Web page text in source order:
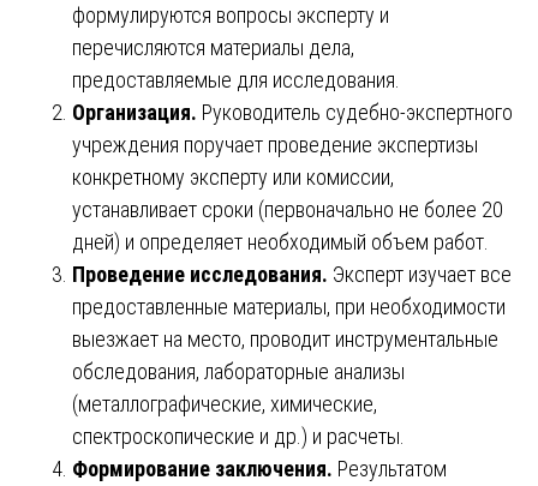
формулируются вопросы эксперту и
перечисляются материалы дела,
предоставляемые для исследования.
Организация. Руководитель судебно-экспертного
учреждения поручает проведение экспертизы
конкретному эксперту или комиссии,
устанавливает сроки (первоначально не более 20
дней) и определяет необходимый объем работ.
Проведение исследования. Эксперт изучает все
предоставленные материалы, при необходимости
выезжает на место, проводит инструментальные
обследования, лабораторные анализы
(металлографические, химические,
спектроскопические и др.) и расчеты.
Формирование заключения. Результатом